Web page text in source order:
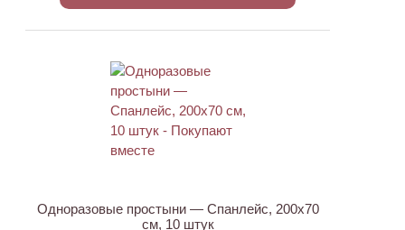
Одноразовые простыни — Спанлейс, 200х70
см, 10 штук